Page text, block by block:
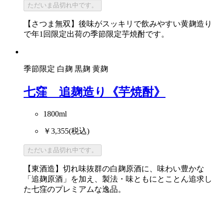
ただいま品切れ中です。
【さつま無双】後味がスッキリで飲みやすい黄麹造り
で年1回限定出荷の季節限定芋焼酎です。
季節限定 白麹 黒麹 黄麹
七窪 追麹造り《芋焼酎》
1800ml
￥3,355(税込)
ただいま品切れ中です。
【東酒造】切れ味抜群の白麹原酒に、味わい豊かな
「追麹原酒」を加え、製法・味ともにとことん追求し
た七窪のプレミアムな逸品。